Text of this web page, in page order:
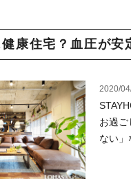
康住宅？血圧が
2020/
お過
ない